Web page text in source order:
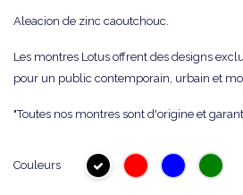
Aleacion de zinc caoutchouc.
Les montres Lotus offrent des designs
pour un public contemporain, urbain et
"Toutes nos montres sont d'origine et
Couleurs